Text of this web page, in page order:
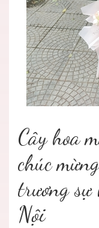
Cây hoa
chúc
trương
Nội